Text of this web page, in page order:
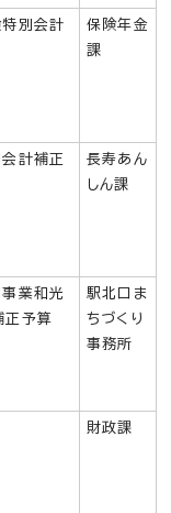
別会計
保険年金
課
計補正
長寿あん
しん課
業和光
正予算
駅北口ま
ちづくり
事務所
財政課